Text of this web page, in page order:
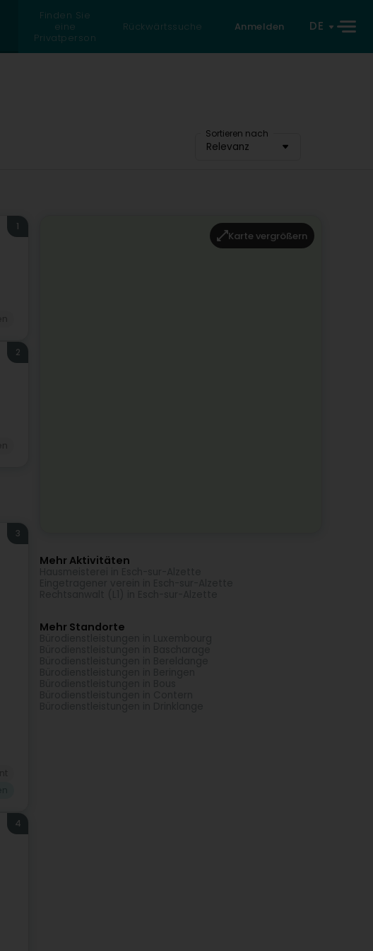
Finden Sie
eine
Privatperson
Rückwärtssuche Anmelden DE
Sortieren nach
Relevanz
1
2
3
4
Karte vergrößern
Mehr Aktivitäten
Mehr Standorte